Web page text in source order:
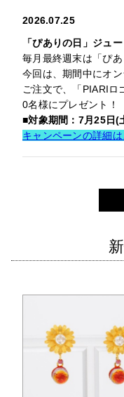
2026.07.25
「ぴありの日」ジュ
毎月最終週末は「ぴあ
今回は、期間中にオ
ご注文で、「PIARIロ
0名様にプレゼント！
■対象期間：7月25日(
キャンペーンの詳細